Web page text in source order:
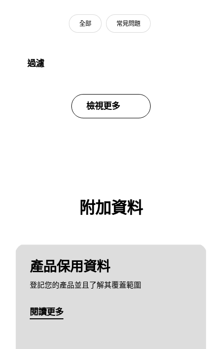
全部 常見問題
過濾
檢視更多
附加資料
產品保用資料
登記您的產品並且了解其覆蓋範圍
閱讀更多